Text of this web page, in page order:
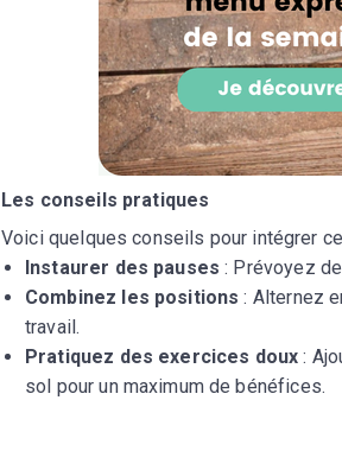
Les conseils pratiques
Voici quelques conseils pour intégrer
Instaurer des pauses : Prévoyez
Combinez les positions : Alternez
travail.
Pratiquez des exercices doux :
sol pour un maximum de bénéfices.